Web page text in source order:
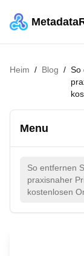
Heim / Blog / So
Menu
So entfernen
praxisnaher
kostenlosen